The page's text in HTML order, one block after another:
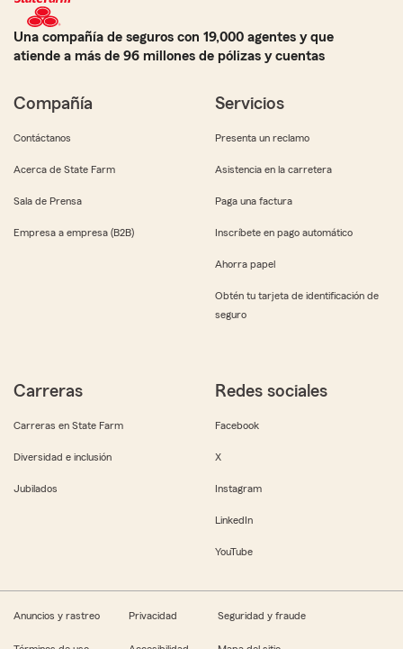
Una compañía de seguros con 19,000 agentes y que
atiende a más de 96 millones de pólizas y cuentas
Compañía
Contáctanos
Acerca de State Farm
Sala de Prensa
Empresa a empresa (B2B)
Servicios
Presenta un reclamo
Asistencia en la carretera
Paga una factura
Inscríbete en pago automático
Ahorra papel
Obtén tu tarjeta de identificación de
seguro
Carreras
Carreras en State Farm
Diversidad e inclusión
Jubilados
Redes sociales
Facebook
X
Instagram
LinkedIn
YouTube
Anuncios y rastreo Privacidad Seguridad y fraude